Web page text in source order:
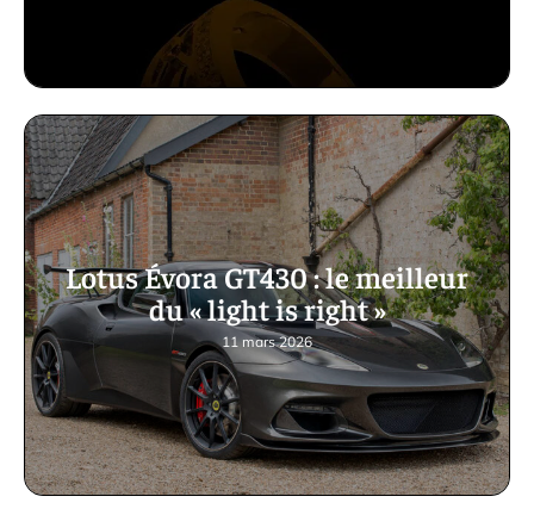
Lotus Évora GT430 : le meilleur
du « light is right »
11 mars 2026